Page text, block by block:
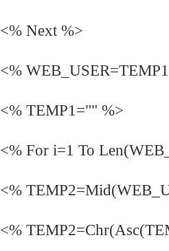
<% Next %>
<%
<% TEMP1="" %>
<% For i=1 To
<%
<%